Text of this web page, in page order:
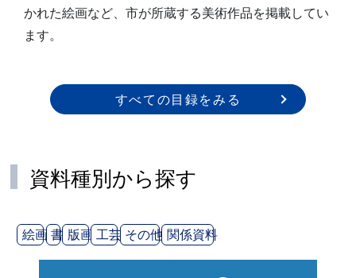
かれた絵画など、市が所蔵する美術作品を掲載してい
ます。
すべての目録をみる
資料種別から探す
絵画 書 版画 工芸 その他 関係資料